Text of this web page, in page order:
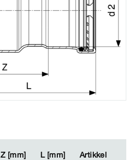
Z [mm] L [mm] Artikkel
Z [mm] L [mm] Artikkel